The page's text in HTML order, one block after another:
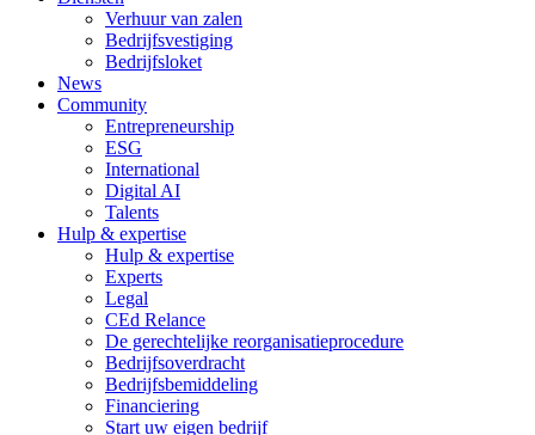
Verhuur van zalen
Bedrijfsvestiging
Bedrijfsloket
News
Community
Entrepreneurship
ESG
International
Digital AI
Talents
Hulp & expertise
Hulp & expertise
Experts
Legal
CEd Relance
De gerechtelijke reorganisatieprocedure
Bedrijfsoverdracht
Bedrijfsbemiddeling
Financiering
Start uw eigen bedrijf